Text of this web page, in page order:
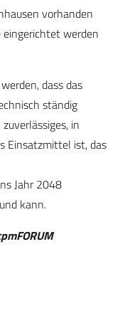
vorhanden
eingerichtet werden
dass das
ständig
in
Einsatzmittel ist, das
Jahr 2048
kann.